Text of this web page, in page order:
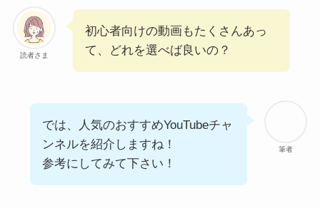
読者さま
初心者向けの動画もたくさんあっ
て、どれを選べば良いの？
筆者
では、人気のおすすめYouTubeチャ
ンネルを紹介しますね！
参考にしてみて下さい！